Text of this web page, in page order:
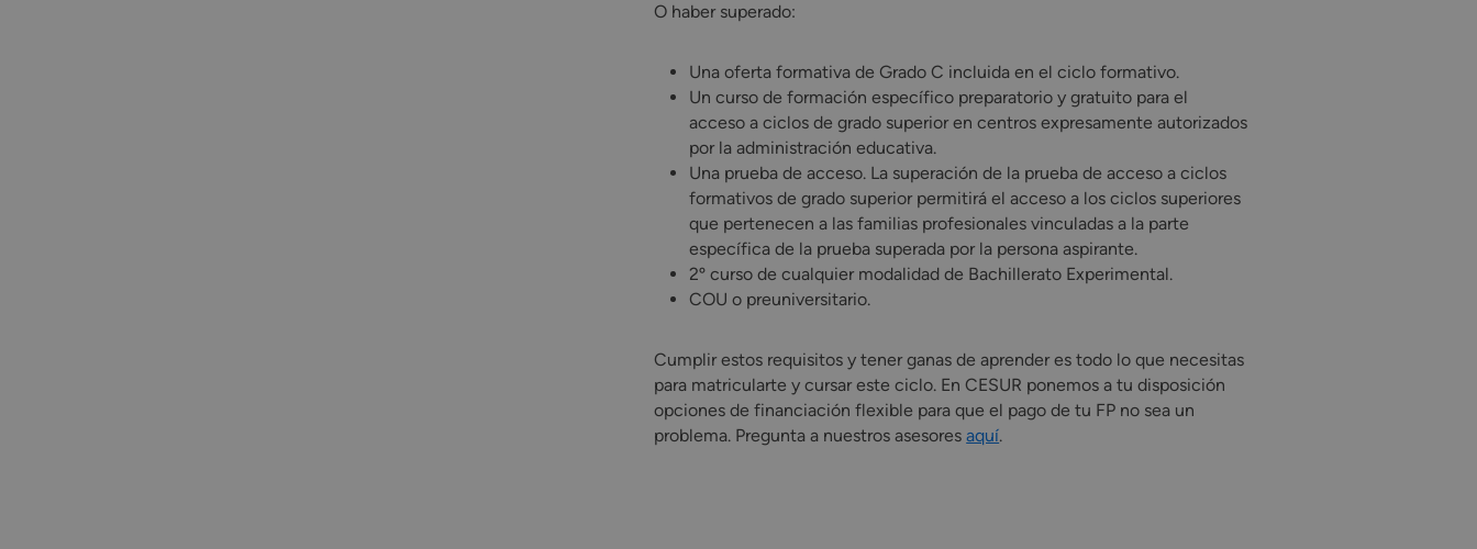
O haber superado:
Una oferta formativa de Grado C incluida en el ciclo formativo.
Un curso de formación específico preparatorio y gratuito para el
acceso a ciclos de grado superior en centros expresamente autorizados
por la administración educativa.
Una prueba de acceso. La superación de la prueba de acceso a ciclos
formativos de grado superior permitirá el acceso a los ciclos superiores
que pertenecen a las familias profesionales vinculadas a la parte
específica de la prueba superada por la persona aspirante.
2º curso de cualquier modalidad de Bachillerato Experimental.
COU o preuniversitario.
Cumplir estos requisitos y tener ganas de aprender es todo lo que necesitas
para matricularte y cursar este ciclo. En CESUR ponemos a tu disposición
opciones de financiación flexible para que el pago de tu FP no sea un
problema. Pregunta a nuestros asesoresaquí.